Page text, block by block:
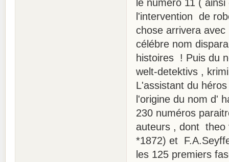
le numero 11 (
l'intervention de
chose arrivera
célébre nom
histoires ! Puis du
welt-detektivs ,
L'assistant du
l'origine du nom d'
230 numéros
auteurs , dont theo
*1872) et
les 125 premiers